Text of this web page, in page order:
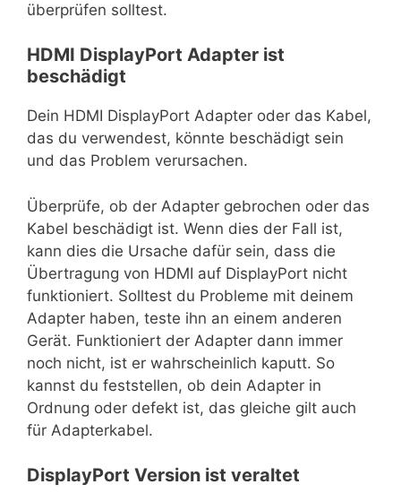
überprüfen solltest.
HDMI DisplayPort Adapter ist
beschädigt
Dein HDMI DisplayPort Adapter oder das Kabel,
das du verwendest, könnte beschädigt sein
und das Problem verursachen.
Überprüfe, ob der Adapter gebrochen oder das
Kabel beschädigt ist. Wenn dies der Fall ist,
kann dies die Ursache dafür sein, dass die
Übertragung von HDMI auf DisplayPort nicht
funktioniert. Solltest du Probleme mit deinem
Adapter haben, teste ihn an einem anderen
Gerät. Funktioniert der Adapter dann immer
noch nicht, ist er wahrscheinlich kaputt. So
kannst du feststellen, ob dein Adapter in
Ordnung oder defekt ist, das gleiche gilt auch
für Adapterkabel.
DisplayPort Version ist veraltet